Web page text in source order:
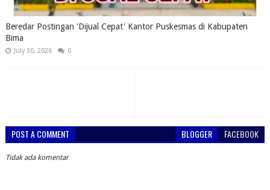
Beredar Postingan 'Dijual Cepat' Kantor Puskesmas di Kabupaten
Bima
July 30, 2026 0
POST A COMMENT BLOGGER FACEBOOK
Tidak ada komentar